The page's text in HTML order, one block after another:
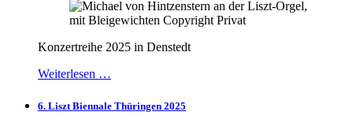
Konzertreihe 2025 in Denstedt
Weiterlesen …
6. Liszt Biennale Thüringen 2025